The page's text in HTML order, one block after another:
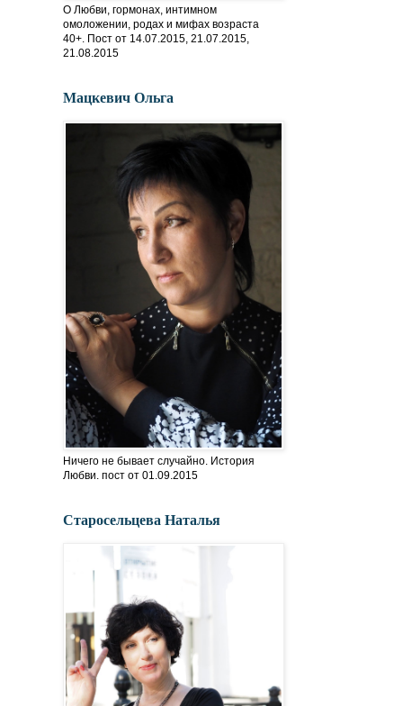
О Любви, гормонах, интимном
омоложении, родах и мифах возраста
40+. Пост от 14.07.2015, 21.07.2015,
21.08.2015
Мацкевич Ольга
Ничего не бывает случайно. История
Любви. пост от 01.09.2015
Старосельцева Наталья